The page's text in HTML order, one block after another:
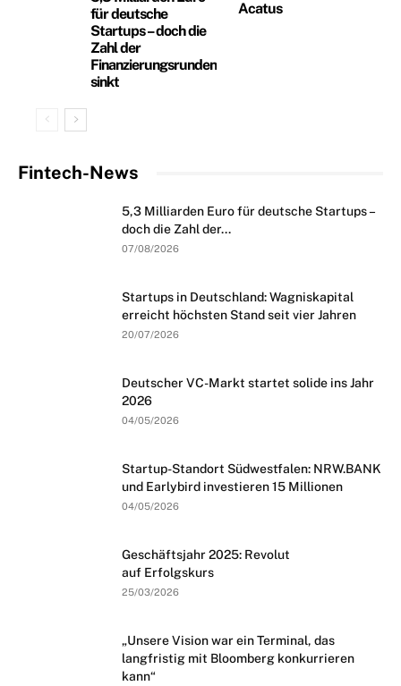
für deutsche
Startups – doch die
Zahl der
Finanzierungsrunden
sinkt
Acatus
Fintech-News
5,3 Milliarden Euro für deutsche Startups –
doch die Zahl der...
07/08/2026
Startups in Deutschland: Wagniskapital
erreicht höchsten Stand seit vier Jahren
20/07/2026
Deutscher VC-Markt startet solide ins Jahr
2026
04/05/2026
Startup-Standort Südwestfalen: NRW.BANK
und Earlybird investieren 15 Millionen
04/05/2026
Geschäftsjahr 2025: Revolut
auf Erfolgskurs
25/03/2026
„Unsere Vision war ein Terminal, das
langfristig mit Bloomberg konkurrieren
kann“